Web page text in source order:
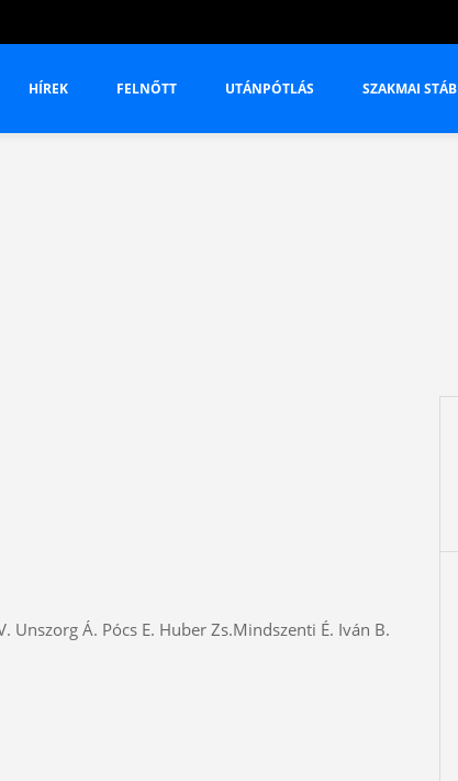
HÍREK FELNŐTT UTÁNPÓTLÁS SZAKMAI STÁB
Unszorg Á. Pócs E. Huber Zs.Mindszenti É. Iván B.